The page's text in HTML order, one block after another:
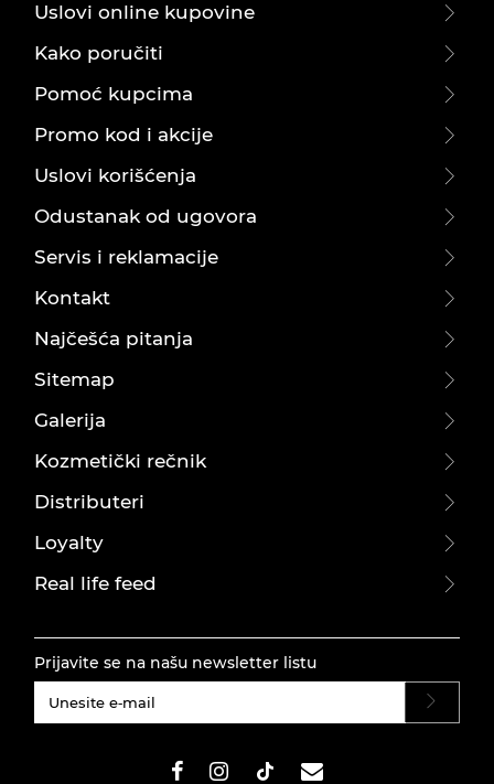
Uslovi online kupovine
Kako poručiti
Pomoć kupcima
Promo kod i akcije
Uslovi korišćenja
Odustanak od ugovora
Servis i reklamacije
Kontakt
Najčešća pitanja
Sitemap
Galerija
Kozmetički rečnik
Distributeri
Loyalty
Real life feed
Prijavite se na našu newsletter listu